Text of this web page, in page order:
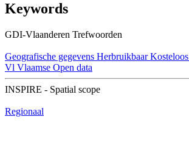
Keywords
GDI-Vlaanderen Trefwoorden
Geografische gegevens Herbruikbaar Kosteloos
Vl Vlaamse Open data
INSPIRE - Spatial scope
Regionaal